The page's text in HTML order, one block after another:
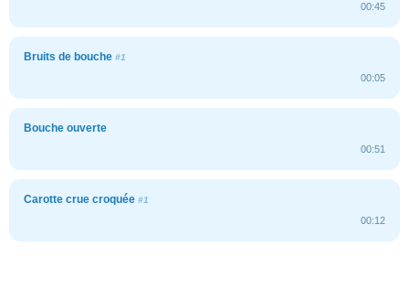
00:45
Bruits de bouche #1
00:05
Bouche ouverte
00:51
Carotte crue croquée #1
00:12